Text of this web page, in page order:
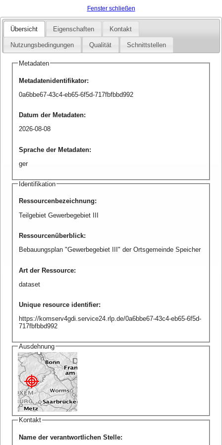
Fenster schließen
Übersicht Eigenschaften Kontakt
Nutzungsbedingungen Qualität Schnittstellen
Metadaten
Metadatenidentifikator:
0a6bbe67-43c4-eb65-6f5d-717fbfbbd992
Datum der Metadaten:
2026-08-08
Sprache der Metadaten:
ger
Identifikation
Ressourcenbezeichnung:
Teilgebiet Gewerbegebiet III
Ressourcenüberblick:
Bebauungsplan "Gewerbegebiet III" der Ortsgemeinde Speicher
Art der Ressource:
dataset
Unique resource identifier:
https://komserv4gdi.service24.rlp.de/0a6bbe67-43c4-eb65-6f5d-
717fbfbbd992
Ausdehnung
Kontakt
Name der verantwortlichen Stelle: